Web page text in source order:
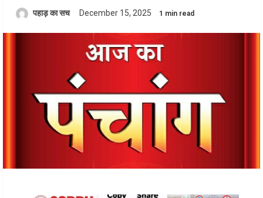
पहाड़ का सच December 15, 2025 1 min read